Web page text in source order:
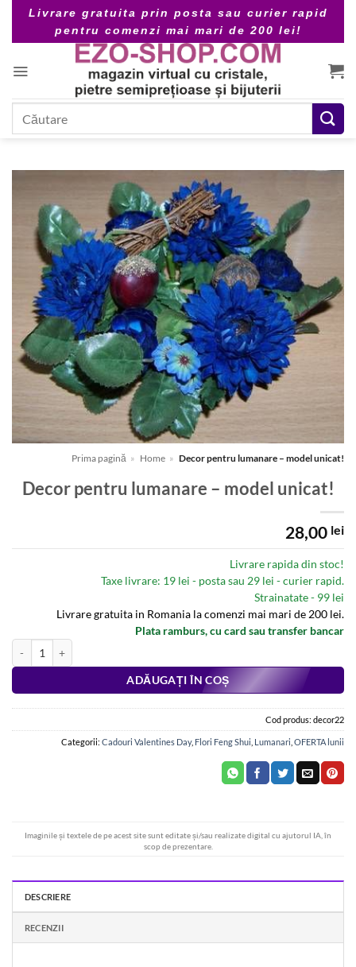
content
Livrare gratuita prin posta sau curier rapid
pentru comenzi mai mari de 200 lei!
Prima pagină » Home » Decor pentru lumanare – model unicat!
Decor pentru lumanare – model unicat!
28,00 lei
Livrare rapida din stoc!
Taxe livrare: 19 lei - posta sau 29 lei - curier rapid.
Strainatate - 99 lei
Livrare gratuita in Romania la comenzi mai mari de 200 lei.
Plata ramburs, cu card sau transfer bancar
ADĂUGAȚI ÎN COȘ
Alternative:
Cod produs: decor22
Categorii: Cadouri Valentines Day, Flori Feng Shui Lumanari OFERTA lunii
Imaginile și textele de pe acest site sunt editate și/sau realizate digital cu ajutorul IA, în
scop de prezentare.
DESCRIERE
RECENZII